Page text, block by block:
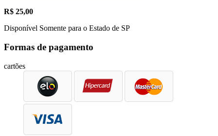
R$ 25,00
Disponível Somente para o Estado de SP
Formas de pagamento
cartões